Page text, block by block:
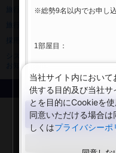
旅行業登録票・約款
お知らせ
Copyright © NIPPON
※総勢9名以内でお申し
1部屋目：
当社サイト内におい
供する目的及び当社サ
とを目的にCookieを
同意いただける場合
しくはプライバシーポ